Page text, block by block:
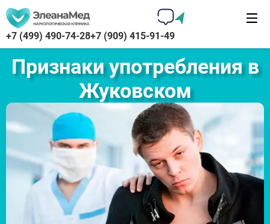
+7 (499) 490-74-28+7 (909) 415-91-49
Признаки употребления в
Жуковском